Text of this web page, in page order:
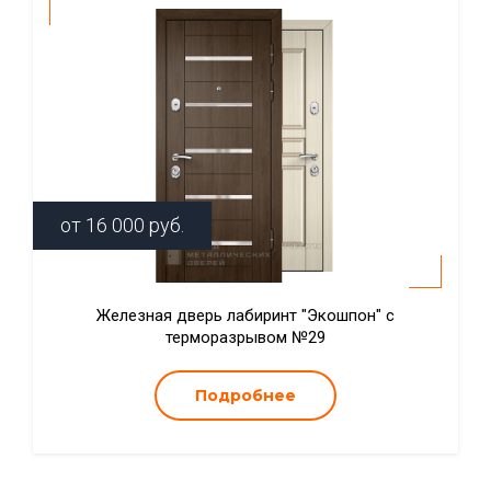
от 16 000 руб.
Железная дверь лабиринт "Экошпон" с
терморазрывом №29
Подробнее